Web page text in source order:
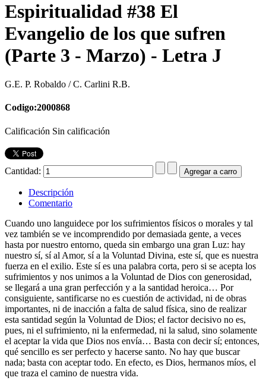
Espiritualidad #38 El
Evangelio de los que sufren
(Parte 3 - Marzo) - Letra J
G.E. P. Robaldo / C. Carlini R.B.
Codigo:2000868
Calificación Sin calificación
Cantidad:
Descripción
Comentario
Cuando uno languidece por los sufrimientos físicos o morales y tal
vez también se ve incomprendido por demasiada gente, a veces
hasta por nuestro entorno, queda sin embargo una gran Luz: hay
nuestro sí, sí al Amor, sí a la Voluntad Divina, este sí, que es nuestra
fuerza en el exilio. Este sí es una palabra corta, pero si se acepta los
sufrimientos y nos unimos a la Voluntad de Dios con generosidad,
se llegará a una gran perfección y a la santidad heroica… Por
consiguiente, santificarse no es cuestión de actividad, ni de obras
importantes, ni de inacción a falta de salud física, sino de realizar
esta santidad según la Voluntad de Dios; el factor decisivo no es,
pues, ni el sufrimiento, ni la enfermedad, ni la salud, sino solamente
el aceptar la vida que Dios nos envía… Basta con decir sí; entonces,
qué sencillo es ser perfecto y hacerse santo. No hay que buscar
nada; basta con aceptar todo. En efecto, es Dios, hermanos míos, el
que traza el camino de nuestra vida.